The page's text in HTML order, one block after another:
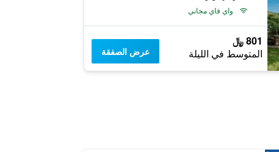
واي فاي مجاني
801 ﷼
المتوسط في الليلة عرض الصفقة